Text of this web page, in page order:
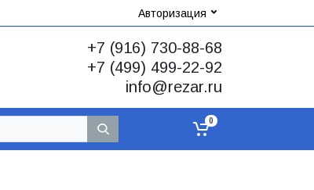
Авторизация
+7 (916) 730-88-68
+7 (499) 499-22-92
info@rezar.ru
0